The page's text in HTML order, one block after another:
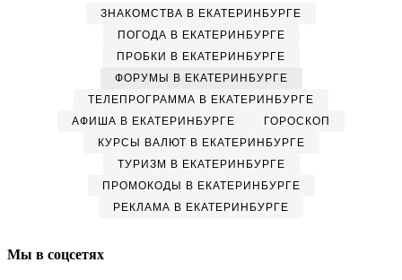
ЗНАКОМСТВА В ЕКАТЕРИНБУРГЕ
ПОГОДА В ЕКАТЕРИНБУРГЕ
ПРОБКИ В ЕКАТЕРИНБУРГЕ
ФОРУМЫ В ЕКАТЕРИНБУРГЕ
ТЕЛЕПРОГРАММА В ЕКАТЕРИНБУРГЕ
АФИША В ЕКАТЕРИНБУРГЕ
ГОРОСКОП
КУРСЫ ВАЛЮТ В ЕКАТЕРИНБУРГЕ
ТУРИЗМ В ЕКАТЕРИНБУРГЕ
ПРОМОКОДЫ В ЕКАТЕРИНБУРГЕ
РЕКЛАМА В ЕКАТЕРИНБУРГЕ
Мы в соцсетях